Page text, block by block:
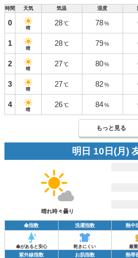
時間 天気 気温 湿度
0
晴
28 ℃ 78 %
1
晴
28 ℃ 79 %
2
晴
27 ℃ 80 %
3
晴
27 ℃ 82 %
4
晴
26 ℃ 84 %
もっと見る
明日 10日(月)
晴れ時々曇り
傘指数 洗濯指数 熱中
傘があると安心 乾きにくい 厳
紫外線指数 お肌指数 熱帯